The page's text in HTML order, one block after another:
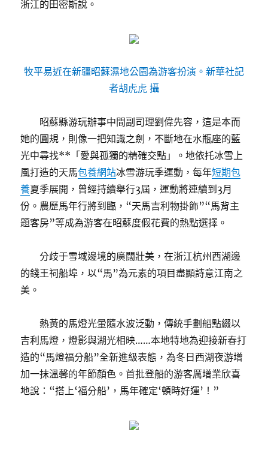
浙江的田密斯說。
牧平易近在新疆昭蘇濕地公園為游客扮演。新華社記
者胡虎虎 攝
昭蘇縣游玩辦事中間副司理劉偉先容，這是本而
她的圓規，則像一把知識之劍，不斷地在水瓶座的藍
光中尋找**「愛與孤獨的精確交點」。地依托冰雪上
風打造的天馬包養網站冰雪游玩季運動，每年短期包
養夏季展開，曾經持續舉行3屆，運動將連續到3月
份。農歷馬年行將到臨，“天馬吉利物掛飾”“馬背主
題客房”等成為游客在昭蘇度假花費的熱點選擇。
分歧于雪域邊境的廣闊壯美，在浙江杭州西湖邊
的錢王祠船埠，以“馬”為元素的項目盡顯詩意江南之
美。
熱黃的馬燈光暈隨水波泛動，傳統手劃船點綴以
吉利馬燈，燈影與湖光相映……本地特地為迎接新春打
造的“馬燈福分船”全新進級表態，為冬日西湖夜游增
加一抹溫馨的年節顏色。首批登船的游客厲增業欣喜
地說：“搭上‘福分船’，馬年確定‘頓時好運’！”